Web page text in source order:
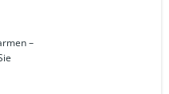
–
–